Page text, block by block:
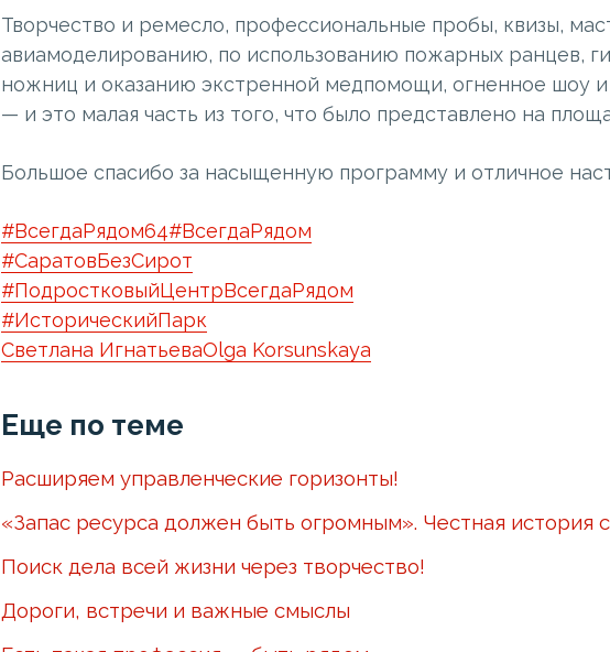
Творчество и ремесло, профессиональные пробы, квизы,
авиамоделированию, по использованию пожарных ранцев,
ножниц и оказанию экстренной медпомощи, огненное шоу
— и это малая часть из того, что было представлено на
Большое спасибо за насыщенную программу и отличное
#ВсегдаРядом64#ВсегдаРядом
#СаратовБезСирот
#ПодростковыйЦентрВсегдаРядом
#ИсторическийПарк
Светлана ИгнатьеваOlga Korsunskaya
Еще по теме
Расширяем управленческие горизонты!
«Запас ресурса должен быть огромным». Честная история
Поиск дела всей жизни через творчество!
Дороги, встречи и важные смыслы